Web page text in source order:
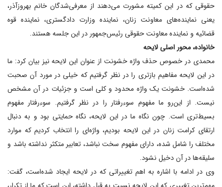
حقوقی که در این کمیته مشورت می‌دهند از معرفی‌شدگان خانم بهروزآذر،
یعنی نماینده‌های معاونت زنان، نماینده وزارت دادگستری، نماینده قوه
قضائیه و نماینده معاونت حقوقی رئیس‌جمهور در این جلسه هستند.
خانواده، محور اصلی لایحه
محمدی در خصوص حذف واژه خشونت از عنوان این لایحه نیز بیان کرد: ما
در این لایحه مفاهیم بازتری را در نظر گرفتیم که خیلی در مورد آن صحبت
شده‌است. خشونت یک واژه محدود و کلی است و جزئیات در آن مشخص
نیست. از این‌رو ما مفهوم سوء‌رفتار را در نظر گرفتیم. سوء‌رفتار مفهوم
بسیط‌تری است. چون نگاه ما در این لایحه، نگاه حمایتی بود و به دنبال
ارتقای کرامت زنان در این لایحه بودیم، واژه‌ای را انتخاب کردیم که موارد
مختلف را شامل شده، دارای مفهوم سخت نباشد، تعابیر متکثر نداشته باشد و
سلیقه‌ها در آن دخیل نشود.
وی در ادامه با اشاره به اهم تغییراتی که در لایحه ایجاد شده‌است، گفت: